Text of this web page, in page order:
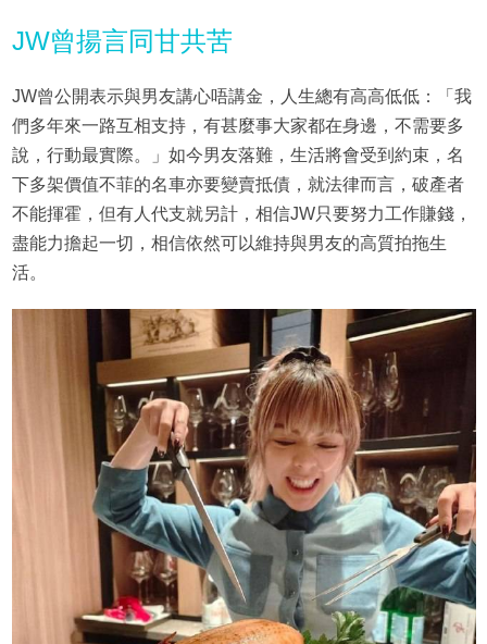
JW曾揚言同甘共苦
JW曾公開表示與男友講心唔講金，人生總有高高低低：「我
們多年來一路互相支持，有甚麼事大家都在身邊，不需要多
說，行動最實際。」如今男友落難，生活將會受到約束，名
下多架價值不菲的名車亦要變賣抵債，就法律而言，破產者
不能揮霍，但有人代支就另計，相信JW只要努力工作賺錢，
盡能力擔起一切，相信依然可以維持與男友的高質拍拖生
活。